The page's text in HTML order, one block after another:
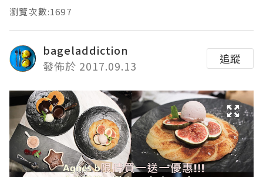
瀏覽次數:1697
bageladdiction
發佈於 2017.09.13
追蹤